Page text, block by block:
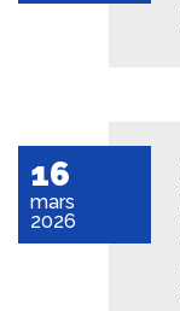
16
mars
2026